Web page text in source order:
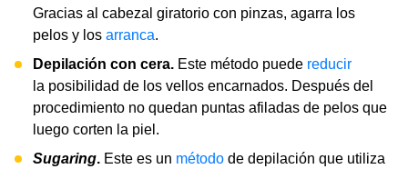
Gracias al cabezal giratorio con pinzas, agarra los
pelos y los arranca.
Depilación con cera. Este método puede reducir
la posibilidad de los vellos encarnados. Después del
procedimiento no quedan puntas afiladas de pelos que
luego corten la piel.
Sugaring. Este es un método de depilación que utiliza